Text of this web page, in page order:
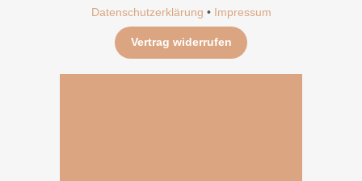
Datenschutzerklärung • Impressum
Vertrag widerrufen